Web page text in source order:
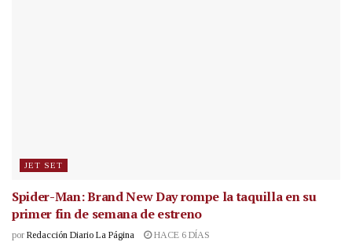
JET SET
Spider-Man: Brand New Day rompe la taquilla en su
primer fin de semana de estreno
por Redacción Diario La Página HACE 6 DÍAS